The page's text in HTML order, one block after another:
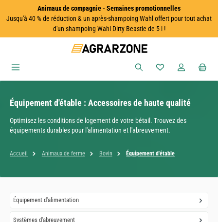
Passer au contenu principalAnimaux de compagnie - Semaines promotionnelles
Jusqu'à 40 % de réduction & un après-shampoing Wahl offert pour tout achat
d'un shampoing Wahl Dirty Beastie de 5 l !
Vous avez 0
Équipement d'étable : Accessoires de haute qualité
Optimisez les conditions de logement de votre bétail. Trouvez des
équipements durables pour l'alimentation et l'abreuvement.
Accueil Animaux de ferme Bovin Équipement d'étable
Équipement d'alimentation
Systèmes d'abreuvement